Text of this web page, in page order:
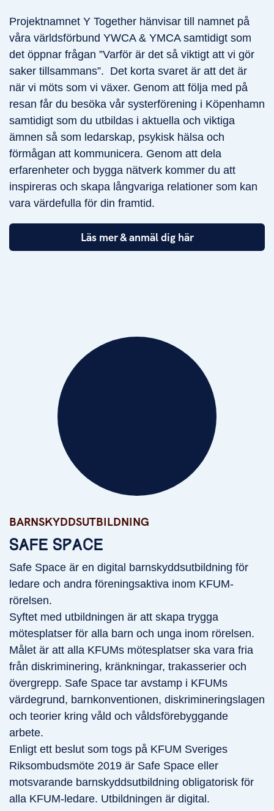
Projektnamnet Y Together hänvisar till namnet på
våra världsförbund YWCA & YMCA samtidigt som
det öppnar frågan ”Varför är det så viktigt att vi gör
saker tillsammans”. Det korta svaret är att det är
när vi möts som vi växer. Genom att följa med på
resan får du besöka vår systerförening i Köpenhamn
samtidigt som du utbildas i aktuella och viktiga
ämnen så som ledarskap, psykisk hälsa och
förmågan att kommunicera. Genom att dela
erfarenheter och bygga nätverk kommer du att
inspireras och skapa långvariga relationer som kan
vara värdefulla för din framtid.
Läs mer & anmäl dig här
Barnskyddsutbildning
BARNSKYDDSUTBILDNING
SAFE SPACE
Safe Space är en digital barnskyddsutbildning för
ledare och andra föreningsaktiva inom KFUM-
rörelsen.
Syftet med utbildningen är att skapa trygga
mötesplatser för alla barn och unga inom rörelsen.
Målet är att alla KFUMs mötesplatser ska vara fria
från diskriminering, kränkningar, trakasserier och
övergrepp. Safe Space tar avstamp i KFUMs
värdegrund, barnkonventionen, diskrimineringslagen
och teorier kring våld och våldsförebyggande
arbete.
Enligt ett beslut som togs på KFUM Sveriges
Riksombudsmöte 2019 är Safe Space eller
motsvarande barnskyddsutbildning obligatorisk för
alla KFUM-ledare. Utbildningen är digital.